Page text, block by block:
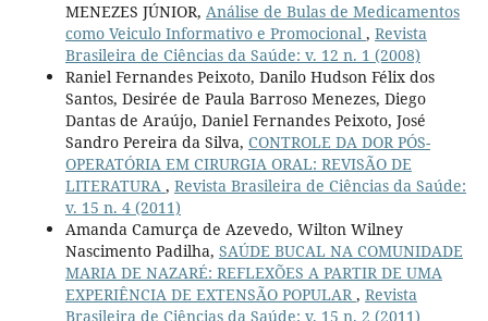
MENEZES JÚNIOR, Análise de Bulas de Medicamentos
como Veiculo Informativo e Promocional , Revista
Brasileira de Ciências da Saúde: v. 12 n. 1 (2008)
Raniel Fernandes Peixoto, Danilo Hudson Félix dos
Santos, Desirée de Paula Barroso Menezes, Diego
Dantas de Araújo, Daniel Fernandes Peixoto, José
Sandro Pereira da Silva, CONTROLE DA DOR PÓS-
OPERATÓRIA EM CIRURGIA ORAL: REVISÃO DE
LITERATURA , Revista Brasileira de Ciências da Saúde:
v. 15 n. 4 (2011)
Amanda Camurça de Azevedo, Wilton Wilney
Nascimento Padilha, SAÚDE BUCAL NA COMUNIDADE
MARIA DE NAZARÉ: REFLEXÕES A PARTIR DE UMA
EXPERIÊNCIA DE EXTENSÃO POPULAR, Revista
Brasileira de Ciências da Saúde: v. 15 n. 2 (2011)